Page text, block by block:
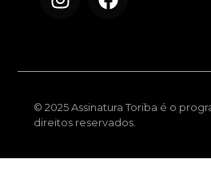
© 2025 Assinatura Toriba é o
direitos reservados.